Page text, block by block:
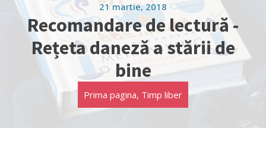
21 martie, 2018
Recomandare de lectură -
Rețeta daneză a stării de
bine
Prima pagina, Timp liber